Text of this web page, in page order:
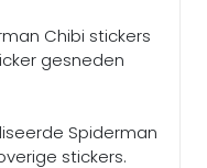
Chibi stickers
gesneden
Spiderman
stickers.